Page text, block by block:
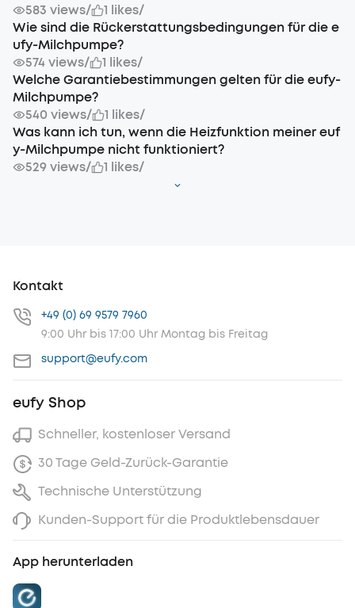
583 views/ 1 likes/
Wie sind die Rückerstattungsbedingungen für die e
ufy-Milchpumpe?
574 views/ 1 likes/
Welche Garantiebestimmungen gelten für die eufy-
Milchpumpe?
540 views/ 1 likes/
Was kann ich tun, wenn die Heizfunktion meiner euf
y-Milchpumpe nicht funktioniert?
529 views/ 1 likes/
Kontakt
+49 (0) 69 9579 7960
9:00 Uhr bis 17:00 Uhr Montag bis Freitag
support@eufy.com
eufy Shop
Schneller, kostenloser Versand
30 Tage Geld-Zurück-Garantie
Technische Unterstützung
Kunden-Support für die Produktlebensdauer
App herunterladen